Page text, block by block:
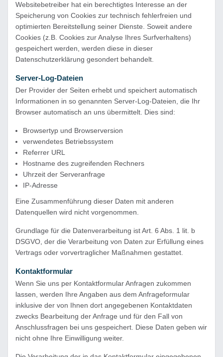
Websitebetreiber hat ein berechtigtes Interesse an der
Speicherung von Cookies zur technisch fehlerfreien und
optimierten Bereitstellung seiner Dienste. Soweit andere
Cookies (z.B. Cookies zur Analyse Ihres Surfverhaltens)
gespeichert werden, werden diese in dieser
Datenschutzerklärung gesondert behandelt.
Server-Log-Dateien
Der Provider der Seiten erhebt und speichert automatisch
Informationen in so genannten Server-Log-Dateien, die Ihr
Browser automatisch an uns übermittelt. Dies sind:
Browsertyp und Browserversion
verwendetes Betriebssystem
Referrer URL
Hostname des zugreifenden Rechners
Uhrzeit der Serveranfrage
IP-Adresse
Eine Zusammenführung dieser Daten mit anderen
Datenquellen wird nicht vorgenommen.
Grundlage für die Datenverarbeitung ist Art. 6 Abs. 1 lit. b
DSGVO, der die Verarbeitung von Daten zur Erfüllung eines
Vertrags oder vorvertraglicher Maßnahmen gestattet.
Kontaktformular
Wenn Sie uns per Kontaktformular Anfragen zukommen
lassen, werden Ihre Angaben aus dem Anfrageformular
inklusive der von Ihnen dort angegebenen Kontaktdaten
zwecks Bearbeitung der Anfrage und für den Fall von
Anschlussfragen bei uns gespeichert. Diese Daten geben wir
nicht ohne Ihre Einwilligung weiter.